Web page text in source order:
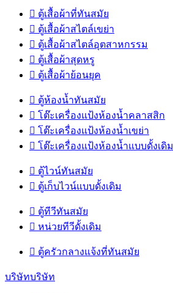
 ตู้เสื้อผ้าที่ทันสมัย
 ตู้เสื้อผ้าสไตล์เขย่า
 ตู้เสื้อผ้าสไตล์อุตสาหกรรม
 ตู้เสื้อผ้าสุดหรู
 ตู้เสื้อผ้าย้อนยุค
 ตู้ห้องน้ำทันสมัย
 โต๊ะเครื่องแป้งห้องน้ำคลาสสิก
 โต๊ะเครื่องแป้งห้องน้ำเขย่า
 โต๊ะเครื่องแป้งห้องน้ำแบบดั้งเดิม
 ตู้ไวน์ทันสมัย
 ตู้เก็บไวน์แบบดั้งเดิม
 ตู้ทีวีทันสมัย
 หน่วยทีวีดั้งเดิม
 ตู้ครัวกลางแจ้งที่ทันสมัย
บริษัทบริษัท